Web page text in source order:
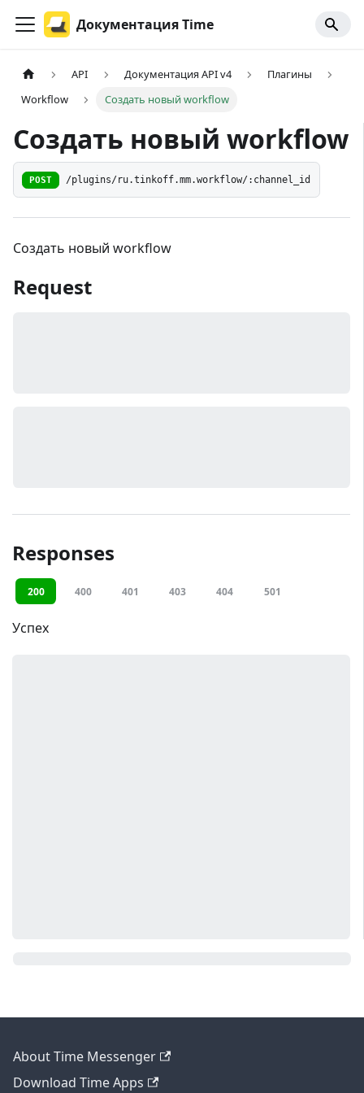
Документация Time
API Документация API v4
Плагины
Workflow
Создать новый workflow
Создать новый workflow
POST /plugins/ru.tinkoff.mm.workflow/:channel_id
Создать новый workflow
Request
Responses
200 400 401 403 404 501
Успех
About Time Messenger
Download Time Apps